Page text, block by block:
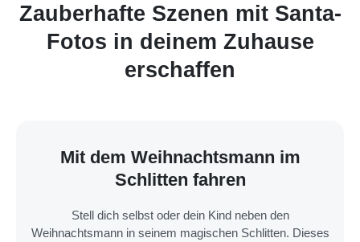
Zauberhafte Szenen mit Santa-
Fotos in deinem Zuhause
erschaffen
Mit dem Weihnachtsmann im
Schlitten fahren
Stell dich selbst oder dein Kind neben den
Weihnachtsmann in seinem magischen Schlitten. Dieses